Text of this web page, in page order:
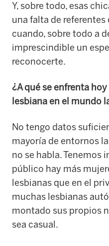
Y, sobre todo, esas
una falta de referentes
cuando, sobre todo a
imprescindible un
reconocerte.
¿A qué se enfrenta
lesbiana en el mundo
No tengo datos
mayoría de entornos
no se habla. Tenemos
público hay más
lesbianas que en el
muchas lesbianas
montado sus propios
sea casual.